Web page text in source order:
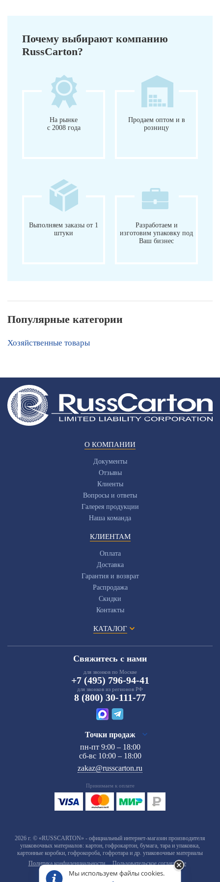
Почему выбирают компанию
RussCarton?
На рынке
с 2008 года
Продаем оптом и в
розницу
Выполняем заказы от 1
штуки
Разработаем и
изготовим упаковку под
Ваш бизнес
Популярные категории
Хозяйственные товары
О КОМПАНИИ
Документы
Отзывы
Клиенты
Вопросы и ответы
Галерея продукции
Наша команда
КЛИЕНТАМ
Оплата
Доставка
Гарантия и возврат
Распродажа
Скидки
Контакты
КАТАЛОГ
Свяжитесь с нами
для звонков по Москве
+7 (495) 796-94-41
для звонков из регионов РФ
8 (800) 30-111-77
Точки продаж
пн-пт 9:00 – 18:00
сб-вс 10:00 – 18:00
zakaz@russcarton.ru
Принимаем к оплате
2026 г. © «RUSSCARTON» - официальный интернет-магазин производителя
упаковочных материалов: картон, гофрокартон, бумага, тара и упаковка,
картонные коробки, гофрокороба, гофротара и др. упаковочные материалы
Политика конфиденциальности
Пользовательское соглашение
Мы используем файлы cookies.